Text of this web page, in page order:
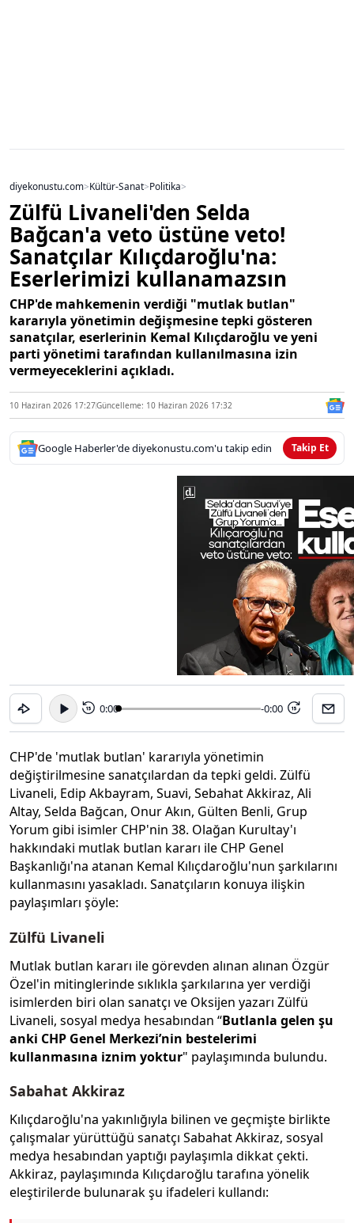
diyekonustu.com>Kültür-Sanat>Politika>
Zülfü Livaneli'den Selda
Bağcan'a veto üstüne veto!
Sanatçılar Kılıçdaroğlu'na:
Eserlerimizi kullanamazsın
CHP'de mahkemenin verdiği "mutlak butlan"
kararıyla yönetimin değişmesine tepki gösteren
sanatçılar, eserlerinin Kemal Kılıçdaroğlu ve yeni
parti yönetimi tarafından kullanılmasına izin
vermeyeceklerini açıkladı.
10 Haziran 2026 17:27Güncelleme: 10 Haziran 2026 17:32
Google Haberler'de diyekonustu.com'u takip edin Takip Et
15 0:00 -0:00 15
CHP'de 'mutlak butlan' kararıyla yönetimin
değiştirilmesine sanatçılardan da tepki geldi. Zülfü
Livaneli, Edip Akbayram, Suavi, Sebahat Akkiraz, Ali
Altay, Selda Bağcan, Onur Akın, Gülten Benli, Grup
Yorum gibi isimler CHP'nin 38. Olağan Kurultay'ı
hakkındaki mutlak butlan kararı ile CHP Genel
Başkanlığı'na atanan Kemal Kılıçdaroğlu'nun şarkılarını
kullanmasını yasakladı. Sanatçıların konuya ilişkin
paylaşımları şöyle:
Zülfü Livaneli
Mutlak butlan kararı ile görevden alınan alınan Özgür
Özel'in mitinglerinde sıklıkla şarkılarına yer verdiği
isimlerden biri olan sanatçı ve Oksijen yazarı Zülfü
Livaneli, sosyal medya hesabından “Butlanla gelen şu
anki CHP Genel Merkezi’nin bestelerimi
kullanmasına iznim yoktur" paylaşımında bulundu.
Sabahat Akkiraz
Kılıçdaroğlu'na yakınlığıyla bilinen ve geçmişte birlikte
çalışmalar yürüttüğü sanatçı Sabahat Akkiraz, sosyal
medya hesabından yaptığı paylaşımla dikkat çekti.
Akkiraz, paylaşımında Kılıçdaroğlu tarafına yönelik
eleştirilerde bulunarak şu ifadeleri kullandı: